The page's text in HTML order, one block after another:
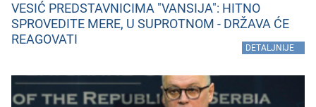
VESIĆ PREDSTAVNICIMA "VANSIJA": HITNO
SPROVEDITE MERE, U SUPROTNOM - DRŽAVA ĆE
REAGOVATI
DETALJNIJE